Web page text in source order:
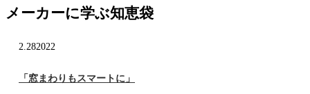
メーカーに学ぶ知恵袋
2.282022
「窓まわりもスマートに」